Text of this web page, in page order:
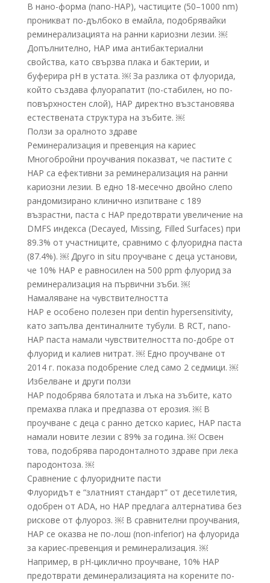
В нано-форма (nano-HAP), частиците (50–1000 nm)
проникват по-дълбоко в емайла, подобрявайки
реминерализацията на ранни кариозни лезии. ￼
Допълнително, HAP има антибактериални
свойства, като свързва плака и бактерии, и
буферира pH в устата. ￼ За разлика от флуорида,
който създава флуорапатит (по-стабилен, но по-
повърхностен слой), HAP директно възстановява
естествената структура на зъбите. ￼
Ползи за оралното здраве
Реминерализация и превенция на кариес
Многобройни проучвания показват, че пастите с
HAP са ефективни за реминерализация на ранни
кариозни лезии. В едно 18-месечно двойно слепо
рандомизирано клинично изпитване с 189
възрастни, паста с HAP предотврати увеличение на
DMFS индекса (Decayed, Missing, Filled Surfaces) при
89.3% от участниците, сравнимо с флуоридна паста
(87.4%). ￼ Друго in situ проучване с деца установи,
че 10% HAP е равносилен на 500 ppm флуорид за
реминерализация на първични зъби. ￼
Намаляване на чувствителността
HAP е особено полезен при dentin hypersensitivity,
като запълва дентиналните тубули. В RCT, nano-
HAP паста намали чувствителността по-добре от
флуорид и калиев нитрат. ￼ Едно проучване от
2014 г. показа подобрение след само 2 седмици. ￼
Избелване и други ползи
HAP подобрява бялотата и лъка на зъбите, като
премахва плака и предпазва от ерозия. ￼ В
проучване с деца с ранно детско кариес, HAP паста
намали новите лезии с 89% за година. ￼ Освен
това, подобрява пародонталното здраве при лека
пародонтоза. ￼
Сравнение с флуоридните пасти
Флуоридът е “златният стандарт” от десетилетия,
одобрен от ADA, но HAP предлага алтернатива без
рискове от флуороз. ￼ В сравнителни проучвания,
HAP се оказва не по-лош (non-inferior) на флуорида
за кариес-превенция и реминерализация. ￼
Например, в pH-циклично проучване, 10% HAP
предотврати деминерализацията на корените по-